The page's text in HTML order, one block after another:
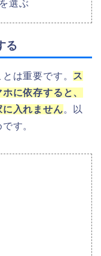
選ぶ
る
は重要です。 ス
に依存すると、
に入れません。以
す。